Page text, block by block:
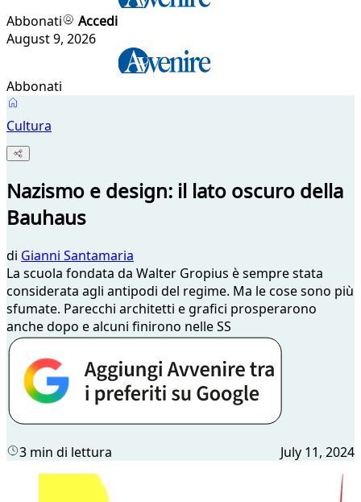
Abbonati
Accedi
August 9, 2026
Abbonati
Cultura
Nazismo e design: il lato oscuro della
Bauhaus
di Gianni Santamaria
La scuola fondata da Walter Gropius è sempre stata
considerata agli antipodi del regime. Ma le cose sono più
sfumate. Parecchi architetti e grafici prosperarono
anche dopo e alcuni finirono nelle SS
3 min di lettura July 11, 2024